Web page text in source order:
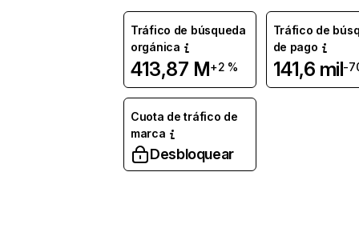
Tráfico de búsqueda
orgánica
413,87 M+2 %
Tráfico de
de pago
141,6 mil-
Cuota de tráfico de
marca
Desbloquear